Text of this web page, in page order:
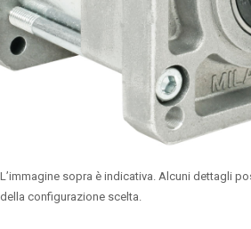
L’immagine sopra è indicativa. Alcuni dettagli
della configurazione scelta.